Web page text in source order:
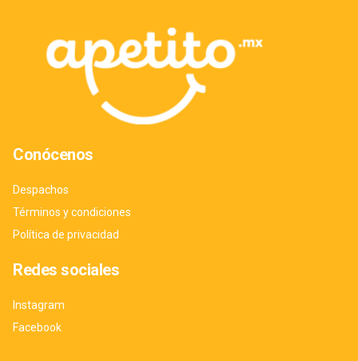
Conócenos
Despachos
Términos y condiciones
Política de privacidad
Redes sociales
Instagram
Facebook